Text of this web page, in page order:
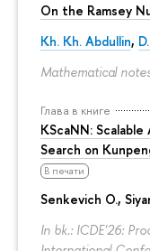
On the Ramsey
Kh. Kh. Abdullin,
Mathematical
Глава в книге
KScaNN:
Search on
В печати
Senkevich O.,
In bk.: ICDE'26: